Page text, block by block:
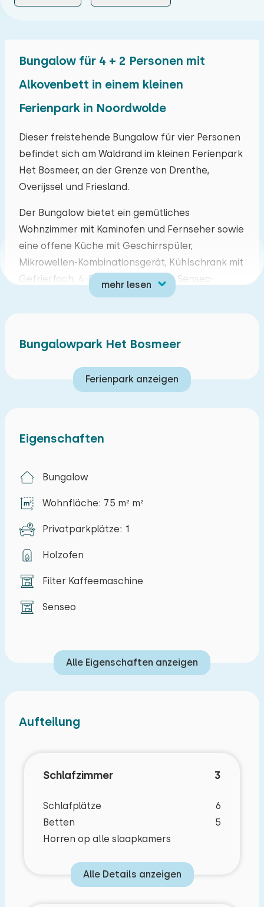
Bungalow für 4 + 2 Personen mit
Alkovenbett in einem kleinen
Ferienpark in Noordwolde
Dieser freistehende Bungalow für vier Personen
befindet sich am Waldrand im kleinen Ferienpark
Het Bosmeer, an der Grenze von Drenthe,
Overijssel und Friesland.
Der Bungalow bietet ein gemütliches
Wohnzimmer mit Kaminofen und Fernseher sowie
eine offene Küche mit Geschirrspüler,
Mikrowellen-Kombinationsgerät, Kühlschrank mit
Gefrierfach, 4-Flammen-Gasherd, Senseo-
Kaffeemaschine und Filterkaffeemaschine. Im
Erdgeschoss befinden sich ein Badezimmer mit
begehbare Dusche) sowie ein gemütliches
Obergeschoss liegen zwei Schlafzimmer mit je
zwei Einzelbetten. Durch die Schiebetüren
gelangt man auf die Terrasse mit Gartenmöbeln
Wald. Zum Bungalow gehören außerdem ein
Die Umgebung eignet sich ideal für Wander- und
Radtouren durch drei Nationalparks. Direkt
neben dem Park befindet sich ein beheiztes
Freibad mit drei Becken, einer Familienrutsche
und einer großen Liegewiese (Mai bis September,
Naherholungsgebiet Spokedam mit dem
Spokeplas-See liegt nur 300 Meter entfernt. Der
Tischtennisplatte und eine Boulebahn. Fahrräder
und E-Bikes können an der Rezeption gemietet
mehr lesen
August 2026
Mo Di Mi Do Fr Sa So
27 28 29 30 31 01 02
03 04 05 06
10 11 12 13 14 15 16
17 18 19 20 21 22 23
Eigenschaften
Bungalow
Wohnfläche: 75 m² m²
Privatparkplätze: 1
Holzofen
Filter Kaffeemaschine
Senseo
Alle Eigenschaften anzeigen
Aufteilung
Schlafzimmer 3
Schlafplätze
6
Betten
5
Horren op alle slaapkamers
Alle Details anzeigen
Bungalowpark Het Bosmeer
Ferienpark anzeigen